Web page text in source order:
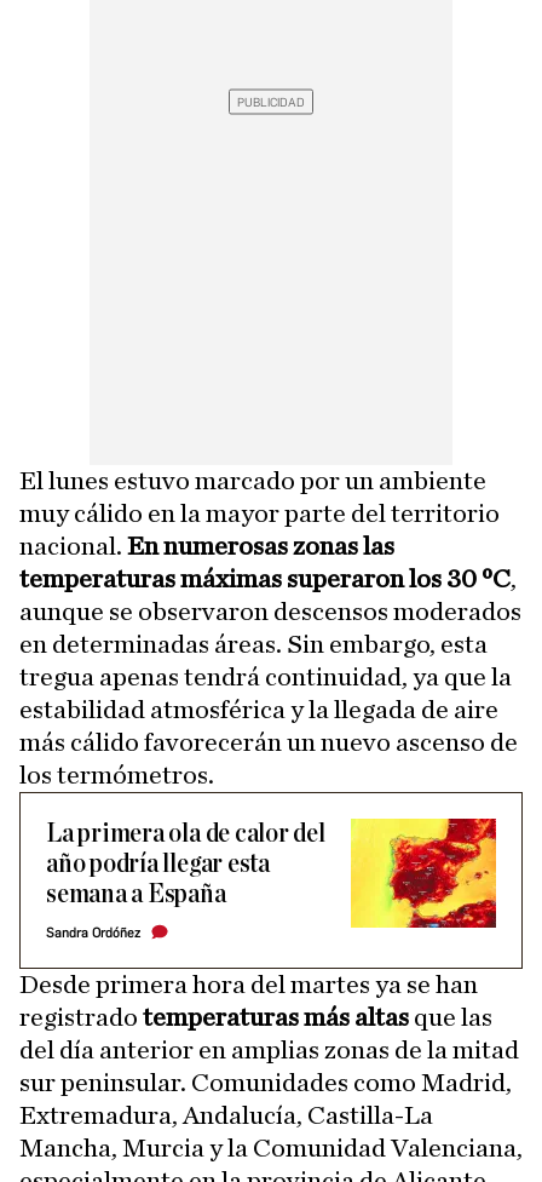
El lunes estuvo marcado por un ambiente
muy cálido en la mayor parte del territorio
nacional. En numerosas zonas las
temperaturas máximas superaron los 30 ºC,
aunque se observaron descensos moderados
en determinadas áreas. Sin embargo, esta
tregua apenas tendrá continuidad, ya que la
estabilidad atmosférica y la llegada de aire
más cálido favorecerán un nuevo ascenso de
los termómetros.
La primera ola de calor del
año podría llegar esta
semana a España
Sandra Ordóñez
Desde primera hora del martes ya se han
registrado temperaturas más altas que las
del día anterior en amplias zonas de la mitad
sur peninsular. Comunidades como Madrid,
Extremadura, Andalucía, Castilla-La
Mancha, Murcia y la Comunidad Valenciana,